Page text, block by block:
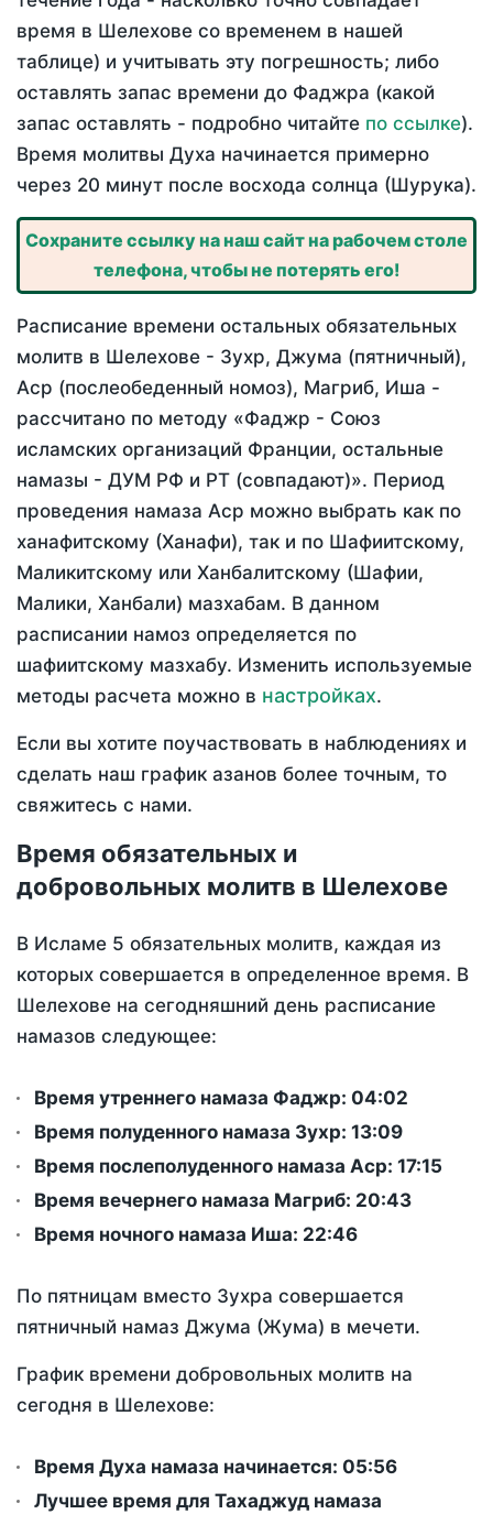
время в Шелехове со временем в нашей
таблице) и учитывать эту погрешность; либо
оставлять запас времени до Фаджра (какой
запас оставлять - подробно читайте по ссылке).
Время молитвы Духа начинается примерно
через 20 минут после восхода солнца (Шурука).
Сохраните ссылку на наш сайт на рабочем столе
телефона, чтобы не потерять его!
Расписание времени остальных обязательных
молитв в Шелехове - Зухр, Джума (пятничный),
Аср (послеобеденный номоз), Магриб, Иша -
рассчитано по методу «Фаджр - Союз
исламских организаций Франции, остальные
намазы - ДУМ РФ и РТ (совпадают)». Период
проведения намаза Аср можно выбрать как по
ханафитскому (Ханафи), так и по Шафиитскому,
Маликитскому или Ханбалитскому (Шафии,
Малики, Ханбали) мазхабам. В данном
расписании намоз определяется по
шафиитскому мазхабу. Изменить используемые
методы расчета можно в настройках.
Если вы хотите поучаствовать в наблюдениях и
сделать наш график азанов более точным, то
свяжитесь с нами.
Время обязательных и
добровольных молитв в Шелехове
В Исламе 5 обязательных молитв, каждая из
которых совершается в определенное время. В
Шелехове на сегодняшний день расписание
намазов следующее:
Время утреннего намаза Фаджр: 04:02
Время полуденного намаза Зухр: 13:09
Время послеполуденного намаза Аср: 17:15
Время вечернего намаза Магриб: 20:43
Время ночного намаза Иша: 22:46
По пятницам вместо Зухра совершается
пятничный намаз Джума (Жума) в мечети.
График времени добровольных молитв на
сегодня в Шелехове:
Время Духа намаза начинается: 05:56
Лучшее время для Тахаджуд намаза